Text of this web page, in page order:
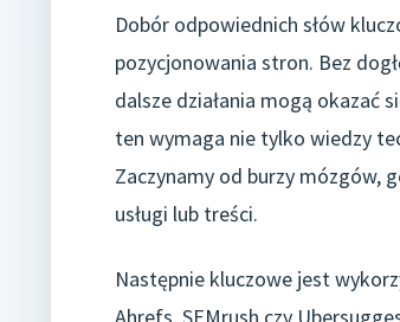
Dobór odpowiednich słów
pozycjonowania stron. Bez
dalsze działania mogą okazać
ten wymaga nie tylko wiedzy
Zaczynamy od burzy mózgów,
usługi lub treści.
Następnie kluczowe jest